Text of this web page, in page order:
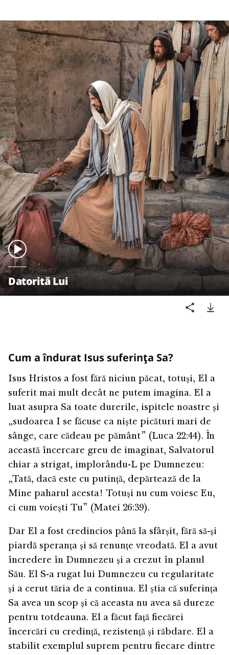
Datorită Lui
Cum a îndurat Isus suferința Sa?
Isus Hristos a fost fără niciun păcat, totuși, El a
suferit mai mult decât ne putem imagina. El a
luat asupra Sa toate durerile, ispitele noastre și
„sudoarea I se făcuse ca niște picături mari de
sânge, care cădeau pe pământ” (Luca 22:44). În
această încercare greu de imaginat, Salvatorul
chiar a strigat, implorându-L pe Dumnezeu:
„Tată, dacă este cu putință, depărtează de la
Mine paharul acesta! Totuși nu cum voiesc Eu,
ci cum voiești Tu” (Matei 26:39).
Dar El a fost credincios până la sfârșit, fără să-și
piardă speranța și să renunțe vreodată. El a avut
încredere în Dumnezeu și a crezut în planul
Său. El S-a rugat lui Dumnezeu cu regularitate
și a cerut tăria de a continua. El știa că suferința
Sa avea un scop și că aceasta nu avea să dureze
pentru totdeauna. El a făcut față fiecărei
încercări cu credință, rezistență și răbdare. El a
stabilit exemplul suprem pentru fiecare dintre